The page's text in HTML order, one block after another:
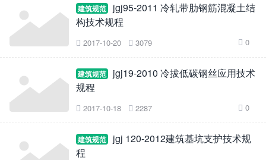
建筑规范
jgj95-2011 冷轧带肋钢筋混凝土结
构技术规程
 2017-10-20  3079  0
建筑规范
jgj19-2010 冷拔低碳钢丝应用技术
规程
 2017-10-18  2287  0
建筑规范
jgj 120-2012建筑基坑支护技术规
程